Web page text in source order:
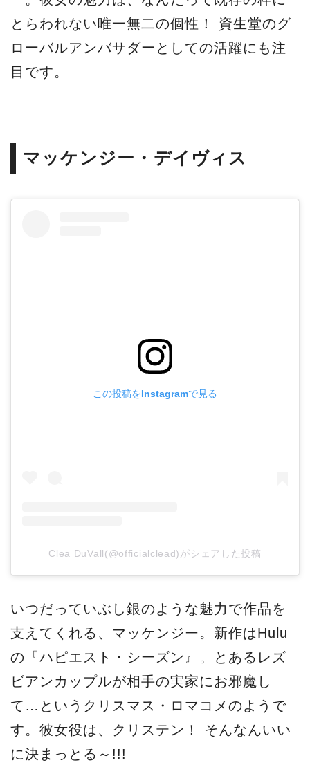
とらわれない唯一無二の個性！ 資生堂のグ
ローバルアンバサダーとしての活躍にも注
目です。
マッケンジー・デイヴィス
この投稿をInstagramで見る
Clea DuVall(@officialclead)がシェアした投稿
いつだっていぶし銀のような魅力で作品を
支えてくれる、マッケンジー。新作はHulu
の『ハピエスト・シーズン』。とあるレズ
ビアンカップルが相手の実家にお邪魔し
て…というクリスマス・ロマコメのようで
す。彼女役は、クリステン！ そんなんいい
に決まっとる～!!!